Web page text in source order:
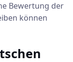
Bewertung der
können